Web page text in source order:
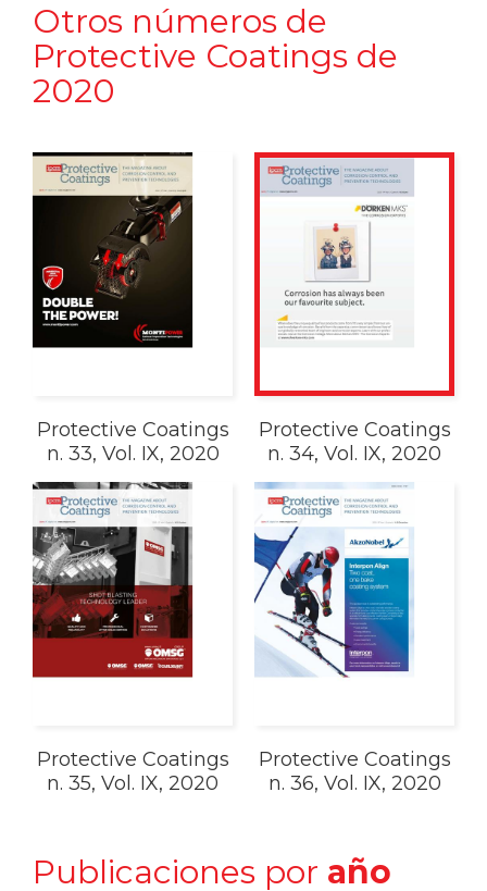
Otros números de
Protective Coatings de
2020
Protective Coatings
n. 33, Vol. IX, 2020
Protective Coatings
n. 34, Vol. IX, 2020
Protective Coatings
n. 35, Vol. IX, 2020
Protective Coatings
n. 36, Vol. IX, 2020
Publicaciones por año